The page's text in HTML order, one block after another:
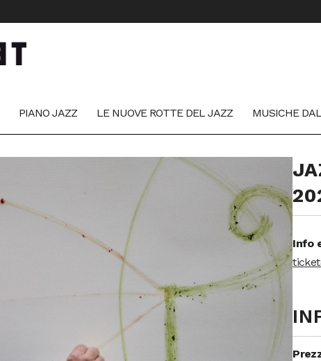
PIANO JAZZ LE NUOVE ROTTE DEL JAZZ MUSICHE
Info